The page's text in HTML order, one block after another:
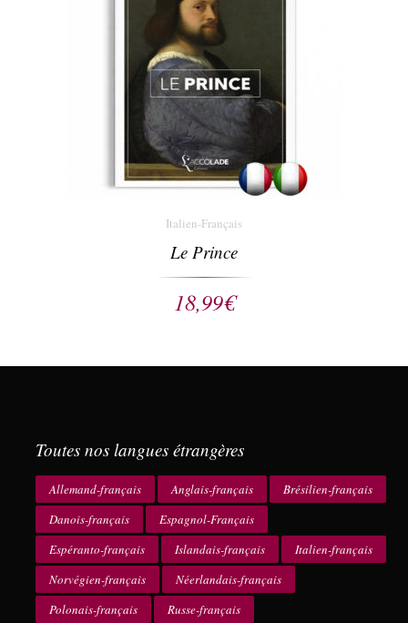
Italien-Français
Le Prince
18,99€
Toutes nos langues étrangères
Allemand-français Anglais-français
Brésilien-français
Danois-français
Espagnol-Français
Espéranto-français
Islandais-français
Italien-français
Norvégien-français
Néerlandais-français
Polonais-français
Russe-français